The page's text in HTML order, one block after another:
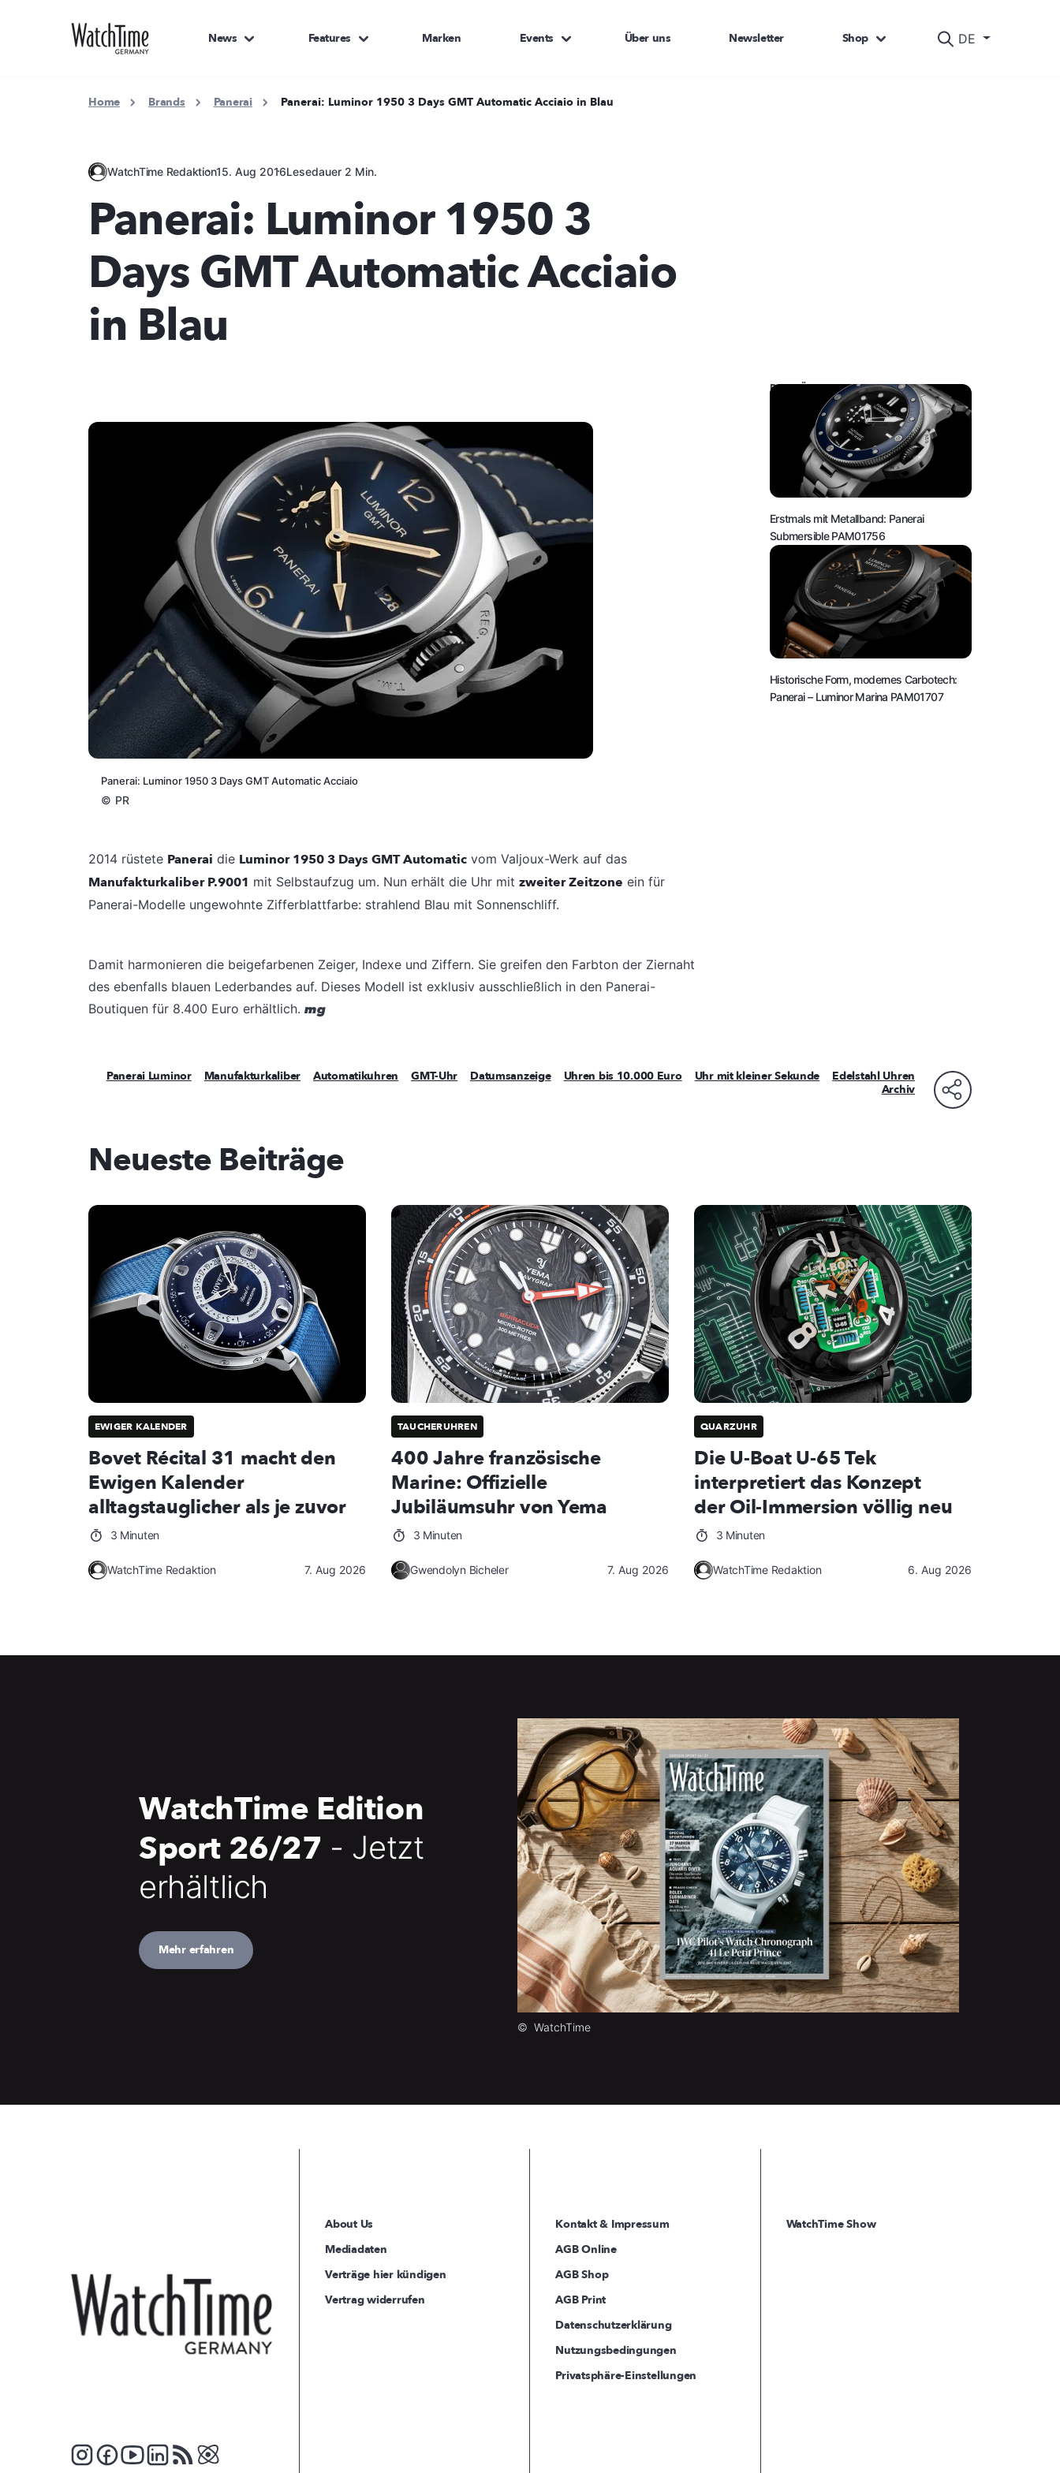
DE
News Features Marken Events Über uns Newsletter Shop
Home Brands Panerai Panerai: Luminor 1950 3 Days GMT Automatic Acciaio in Blau
WatchTime Redaktion15. Aug 2016Lesedauer 2 Min.
Panerai: Luminor 1950 3
Days GMT Automatic Acciaio
in Blau
Panerai: Luminor 1950 3 Days GMT Automatic Acciaio
© PR
2014 rüstete Panerai die Luminor 1950 3 Days GMT Automatic vom Valjoux-Werk auf das
Manufakturkaliber P.9001 mit Selbstaufzug um. Nun erhält die Uhr mit zweiter Zeitzone ein für
Panerai-Modelle ungewohnte Zifferblattfarbe: strahlend Blau mit Sonnenschliff.
Damit harmonieren die beigefarbenen Zeiger, Indexe und Ziffern. Sie greifen den Farbton der Ziernaht
des ebenfalls blauen Lederbandes auf. Dieses Modell ist exklusiv ausschließlich in den Panerai-
Boutiquen für 8.400 Euro erhältlich. mg
DAS KÖNNTE SIE AUCH INTERESSIEREN:
Erstmals mit Metallband: Panerai
Submersible PAM01756
Historische Form, modernes Carbotech:
Panerai – Luminor Marina PAM01707
Panerai Luminor Manufakturkaliber Automatikuhren GMT-Uhr Datumsanzeige Uhren bis 10.000 Euro Uhr mit kleiner Sekunde
Edelstahl Uhren
Archiv
Neueste Beiträge
EWIGER KALENDER
Bovet Récital 31 macht den
Ewigen Kalender
alltagstauglicher als je zuvor
3 Minuten
WatchTime Redaktion 7. Aug 2026
TAUCHERUHREN
400 Jahre französische
Marine: Offizielle
Jubiläumsuhr von Yema
3 Minuten
Gwendolyn Bicheler 7. Aug 2026
QUARZUHR
Die U-Boat U-65 Tek
interpretiert das Konzept
der Oil-Immersion völlig neu
3 Minuten
WatchTime Redaktion 6. Aug 2026
© WatchTime
WatchTime Edition
Sport 26/27 - Jetzt
erhältlich
Mehr erfahren
About Us
Mediadaten
Verträge hier kündigen
Vertrag widerrufen
Kontakt & Impressum
AGB Online
AGB Shop
AGB Print
Datenschutzerklärung
Nutzungsbedingungen
Privatsphäre-Einstellungen
WatchTime Show